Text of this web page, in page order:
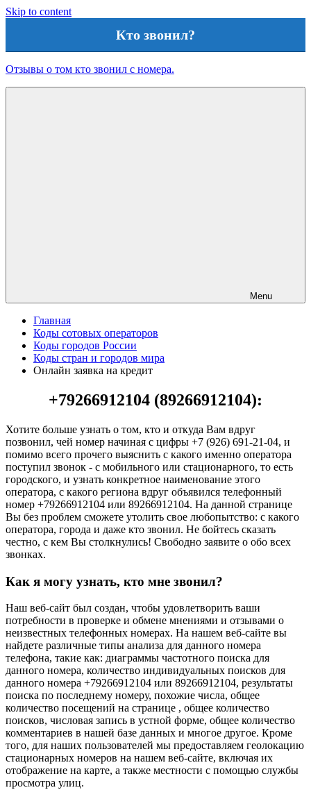
Skip to content
Кто звонил?
Отзывы о том кто звонил с номера.
Menu
Главная
Коды сотовых операторов
Коды городов России
Коды стран и городов мира
Онлайн заявка на кредит
+79266912104 (89266912104):
Хотите больше узнать о том, кто и откуда Вам вдруг
позвонил, чей номер начиная с цифры +7 (926) 691-21-04, и
помимо всего прочего выяснить с какого именно оператора
поступил звонок - с мобильного или стационарного, то есть
городского, и узнать конкретное наименование этого
оператора, с какого региона вдруг объявился телефонный
номер +79266912104 или 89266912104. На данной странице
Вы без проблем сможете утолить свое любопытство: с какого
оператора, города и даже кто звонил. Не бойтесь сказать
честно, с кем Вы столкнулись! Свободно заявите о обо всех
звонках.
Как я могу узнать, кто мне звонил?
Наш веб-сайт был создан, чтобы удовлетворить ваши
потребности в проверке и обмене мнениями и отзывами о
неизвестных телефонных номерах. На нашем веб-сайте вы
найдете различные типы анализа для данного номера
телефона, такие как: диаграммы частотного поиска для
данного номера, количество индивидуальных поисков для
данного номера +79266912104 или 89266912104, результаты
поиска по последнему номеру, похожие числа, общее
количество посещений на странице , общее количество
поисков, числовая запись в устной форме, общее количество
комментариев в нашей базе данных и многое другое. Кроме
того, для наших пользователей мы предоставляем геолокацию
стационарных номеров на нашем веб-сайте, включая их
отображение на карте, а также местности с помощью службы
просмотра улиц.